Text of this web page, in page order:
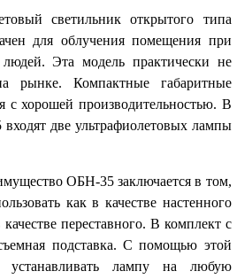
светильник открытого типа
для облучения помещения при
Эта модель практически не
рынке. Компактные габаритные
с хорошей производительностью. В
две ультрафиолетовых лампы
ОБН-35 заключается в том,
как в качестве настенного
переставного. В комплект с
подставка. С помощью этой
устанавливать лампу на любую